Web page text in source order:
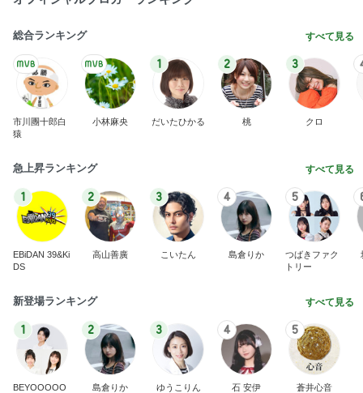
総合ランキング すべて見る
市川團十郎白
猿
小林麻央
1
だいたひかる
2
桃
3
クロ
急上昇ランキング すべて見る
1
EBiDAN 39&Ki
DS
2
高山善廣
3
こいたん
4
島倉りか
5
つばきファク
トリー
新登場ランキング すべて見る
1
BEYOOOOO
2
島倉りか
3
ゆうこりん
4
石 安伊
5
蒼井心音